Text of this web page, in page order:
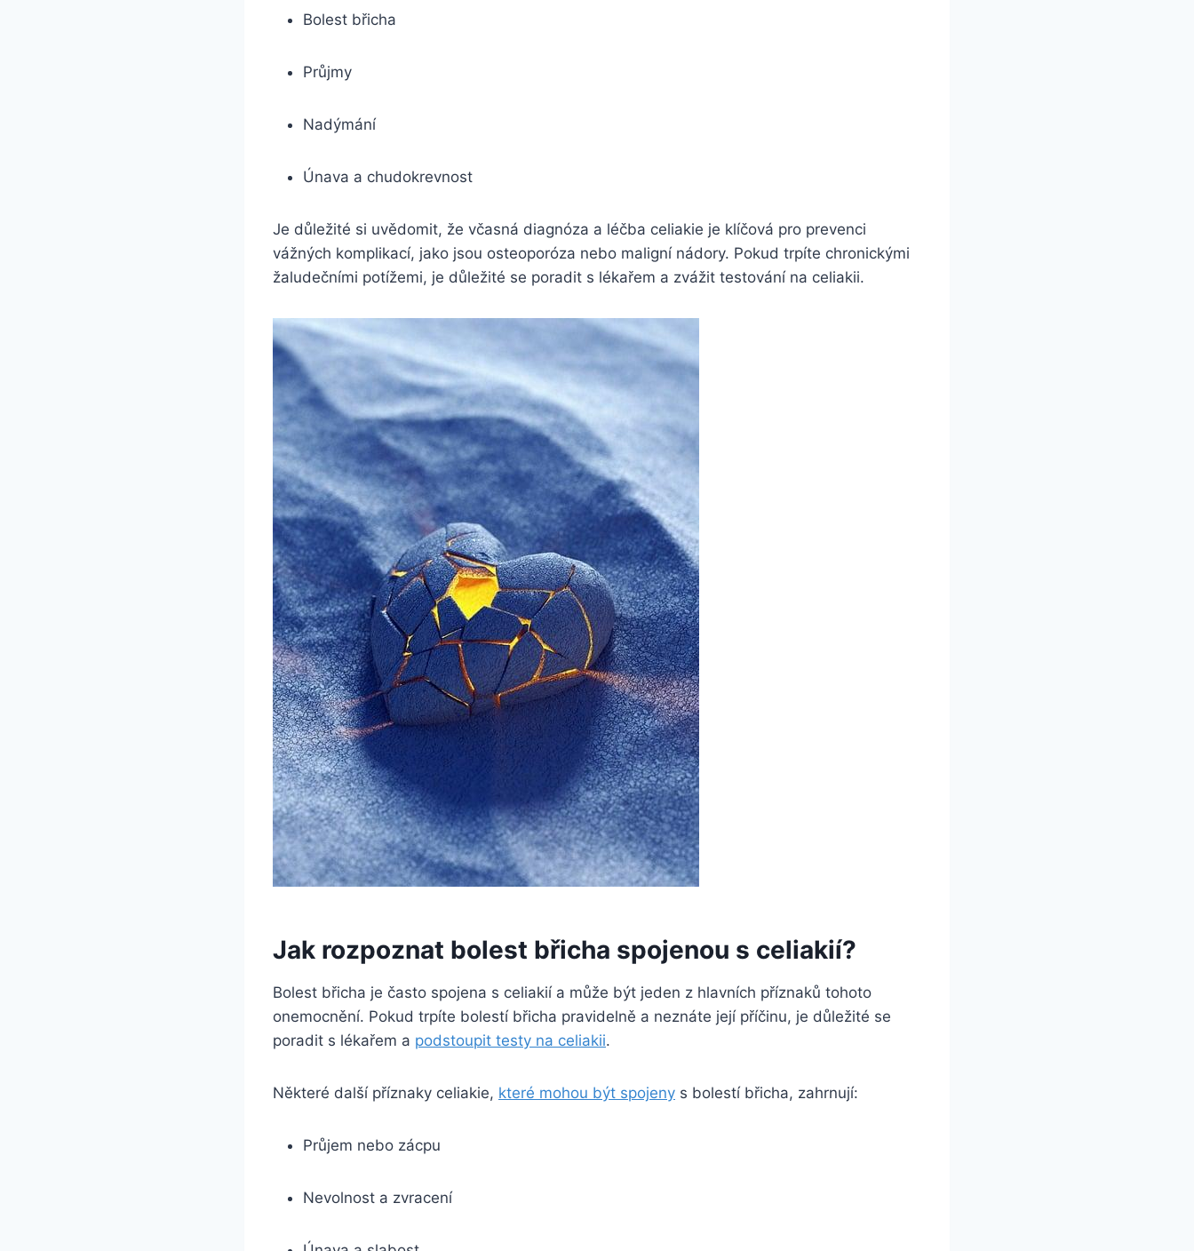
Bolest břicha
Průjmy
Nadýmání
Únava a chudokrevnost
Je důležité si uvědomit, že včasná diagnóza a‌ léčba celiakie je klíčová pro prevenci
vážných komplikací, jako jsou⁣ osteoporóza nebo maligní nádory. Pokud trpíte ⁣chronickými
žaludečními potížemi,⁤ je důležité se poradit s lékařem a zvážit⁢ testování na celiakii.
Jak ⁢rozpoznat bolest břicha spojenou s celiakií?
Bolest⁢ břicha je často spojena s celiakií a může být jeden z hlavních příznaků tohoto
onemocnění. Pokud trpíte bolestí břicha pravidelně a ‌neznáte její příčinu, je důležité se
⁢poradit s lékařem a podstoupit testy na celiakii.
Některé další příznaky ​celiakie, které mohou být spojeny s ‍bolestí břicha, zahrnují:
Průjem nebo zácpu
Nevolnost a zvracení